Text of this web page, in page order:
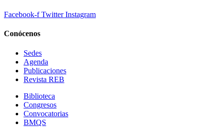
Facebook-f Twitter Instagram
Conócenos
Sedes
Agenda
Publicaciones
Revista REB
Biblioteca
Congresos
Convocatorias
BMQS